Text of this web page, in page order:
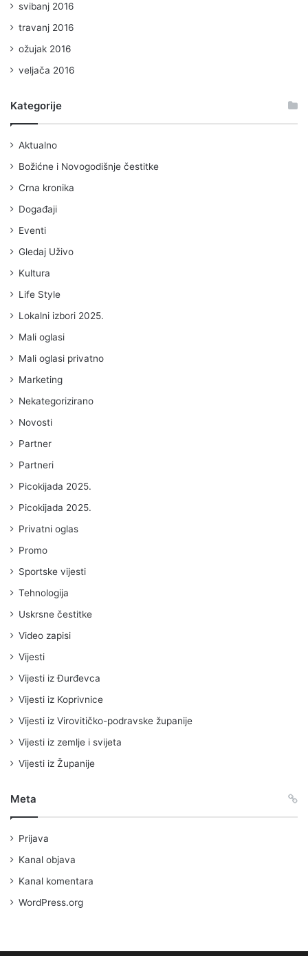
svibanj 2016
travanj 2016
ožujak 2016
veljača 2016
Kategorije
Aktualno
Božićne i Novogodišnje čestitke
Crna kronika
Događaji
Eventi
Gledaj Uživo
Kultura
Life Style
Lokalni izbori 2025.
Mali oglasi
Mali oglasi privatno
Marketing
Nekategorizirano
Novosti
Partner
Partneri
Picokijada 2025.
Picokijada 2025.
Privatni oglas
Promo
Sportske vijesti
Tehnologija
Uskrsne čestitke
Video zapisi
Vijesti
Vijesti iz Đurđevca
Vijesti iz Koprivnice
Vijesti iz Virovitičko-podravske županije
Vijesti iz zemlje i svijeta
Vijesti iz Županije
Meta
Prijava
Kanal objava
Kanal komentara
WordPress.org